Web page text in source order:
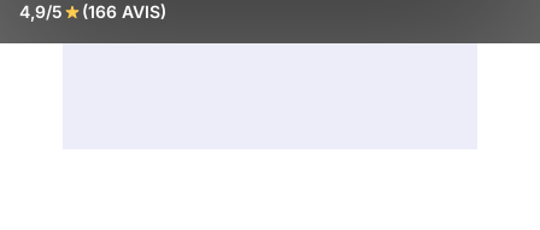
4,9/5 (166 AVIS)